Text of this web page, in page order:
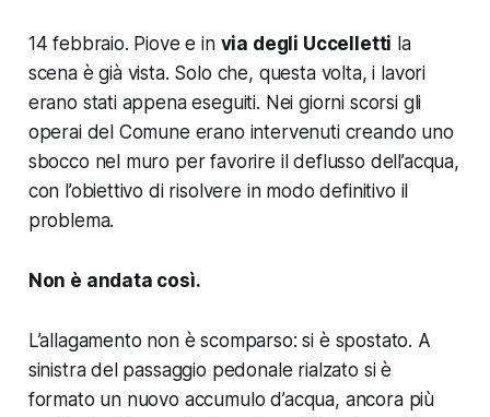
14 febbraio. Piove e in via degli Uccelletti la
scena è già vista. Solo che, questa volta, i lavori
erano stati appena eseguiti. Nei giorni scorsi gli
operai del Comune erano intervenuti creando uno
sbocco nel muro per favorire il deflusso dell’acqua,
con l’obiettivo di risolvere in modo definitivo il
problema.
Non è andata così.
L’allagamento non è scomparso: si è spostato. A
sinistra del passaggio pedonale rialzato si è
formato un nuovo accumulo d’acqua, ancora più